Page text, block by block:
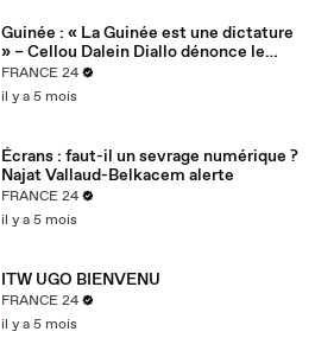
Guinée : « La Guinée est une dictature
» – Cellou Dalein Diallo dénonce le
régime Doumbouya
FRANCE 24
il y a 5 mois
Écrans : faut-il un sevrage numérique ?
Najat Vallaud-Belkacem alerte
FRANCE 24
il y a 5 mois
ITW UGO BIENVENU
FRANCE 24
il y a 5 mois